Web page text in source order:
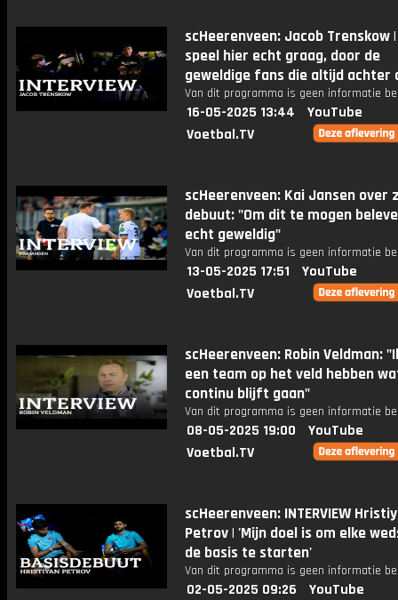
scHeerenveen: Jacob Trenskow
speel hier echt graag, door de
geweldige fans die altijd achter
Van dit programma is geen informatie
16-05-2025 13:44
YouTube
Voetbal.TV
scHeerenveen: Kai Jansen over
debuut: "Om dit te mogen
echt geweldig"
Van dit programma is geen informatie
13-05-2025 17:51
YouTube
Voetbal.TV
scHeerenveen: Robin Veldman:
een team op het veld hebben
continu blijft gaan"
Van dit programma is geen informatie
08-05-2025 19:00
YouTube
Voetbal.TV
scHeerenveen: INTERVIEW
Petrov | 'Mijn doel is om elke
de basis te starten'
Van dit programma is geen informatie
02-05-2025 09:26
YouTube